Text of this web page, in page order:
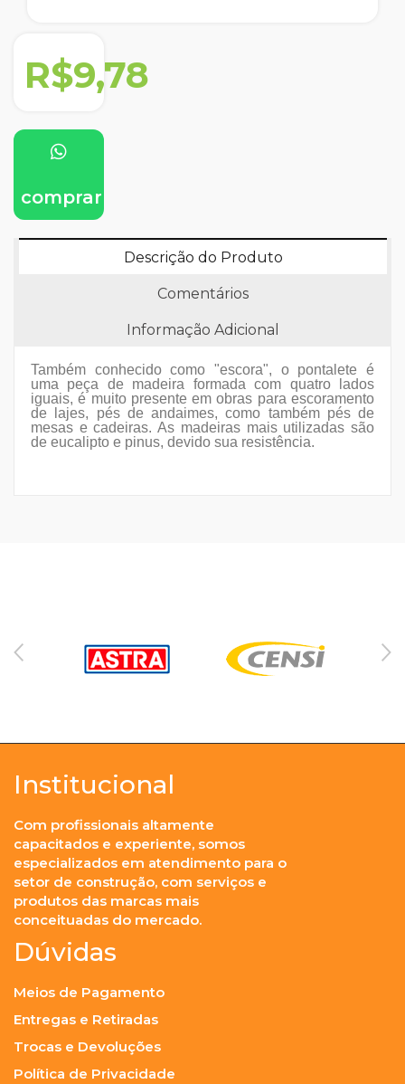
R$9,78
comprar
Descrição do Produto
Comentários
Informação Adicional
Também conhecido como "escora", o pontalete é
uma peça de madeira formada com quatro lados
iguais, é muito presente em obras para escoramento
de lajes, pés de andaimes, como também pés de
mesas e cadeiras. As madeiras mais utilizadas são
de eucalipto e pinus, devido sua resistência.
Institucional
Com profissionais altamente
capacitados e experiente, somos
especializados em atendimento para o
setor de construção, com serviços e
produtos das marcas mais
conceituadas do mercado.
Dúvidas
Meios de Pagamento
Entregas e Retiradas
Trocas e Devoluções
Política de Privacidade